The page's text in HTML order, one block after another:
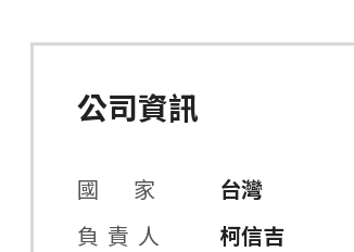
公司資訊
國 家
台灣
負 責 人
柯信吉